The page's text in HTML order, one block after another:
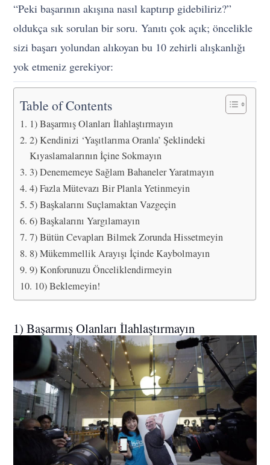
“Peki başarının akışına nasıl kaptırıp gidebiliriz?”
oldukça sık sorulan bir soru. Yanıtı çok açık; öncelikle
sizi başarı yolundan alıkoyan bu 10 zehirli alışkanlığı
yok etmeniz gerekiyor:
Table of Contents
1) Başarmış Olanları İlahlaştırmayın
2) Kendinizi ‘Yaşıtlarıma Oranla’ Şeklindeki
Kıyaslamalarının İçine Sokmayın
3) Denememeye Sağlam Bahaneler Yaratmayın
4) Fazla Mütevazı Bir Planla Yetinmeyin
5) Başkalarını Suçlamaktan Vazgeçin
6) Başkalarını Yargılamayın
7) Bütün Cevapları Bilmek Zorunda Hissetmeyin
8) Mükemmellik Arayışı İçinde Kaybolmayın
9) Konforunuzu Önceliklendirmeyin
10) Beklemeyin!
1) Başarmış Olanları İlahlaştırmayın